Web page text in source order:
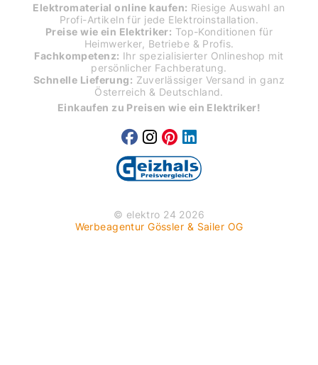
Elektromaterial online kaufen: Riesige Auswahl an
Profi-Artikeln für jede Elektroinstallation.
Preise wie ein Elektriker: Top-Konditionen für
Heimwerker, Betriebe & Profis.
Fachkompetenz: Ihr spezialisierter Onlineshop mit
persönlicher Fachberatung.
Schnelle Lieferung: Zuverlässiger Versand in ganz
Österreich & Deutschland.
Einkaufen zu Preisen wie ein Elektriker!
© elektro 24 2026
Werbeagentur Gössler & Sailer OG